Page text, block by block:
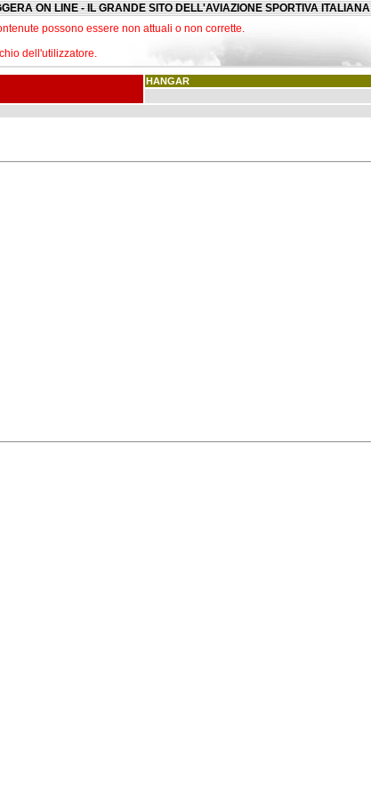
ON LINE - IL GRANDE SITO DELL'AVIAZIONE SPORTIVA ITALIANA
possono essere non attuali o non corrette.
dell'utilizzatore.
HANGAR